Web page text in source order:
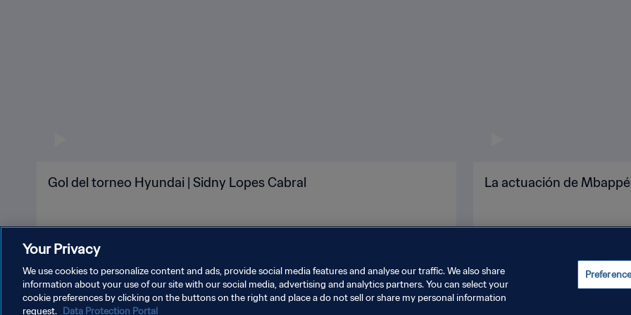
Gol del torneo Hyundai | Sidny Lopes Cabral La actuación de
Your Privacy
We use cookies to personalize content and ads, provide social media features and analyse our traffic. We also share
information about your use of our site with our social media, advertising and analytics partners. You can select your
cookie preferences by clicking on the buttons on the right and place a do not sell or share my personal information
request. Data Protection Portal